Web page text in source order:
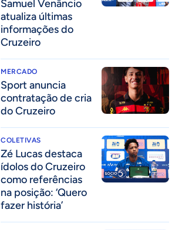
Samuel Venâncio
atualiza últimas
informações do
Cruzeiro
MERCADO
Sport anuncia
contratação de cria
do Cruzeiro
COLETIVAS
Zé Lucas destaca
ídolos do Cruzeiro
como referências
na posição: ‘Quero
fazer história’